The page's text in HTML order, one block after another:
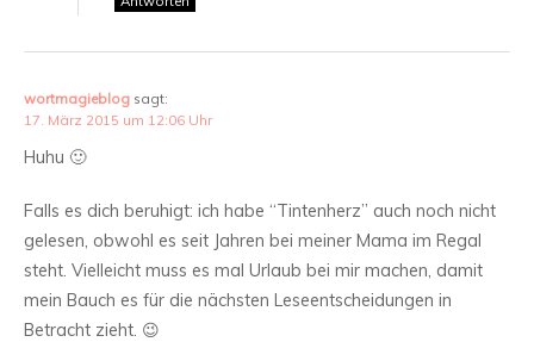
wortmagieblog sagt:
17. März 2015 um 12:06 Uhr
Huhu 🙂
Falls es dich beruhigt: ich habe “Tintenherz” auch noch nicht
gelesen, obwohl es seit Jahren bei meiner Mama im Regal
steht. Vielleicht muss es mal Urlaub bei mir machen, damit
mein Bauch es für die nächsten Leseentscheidungen in
Betracht zieht. 😉